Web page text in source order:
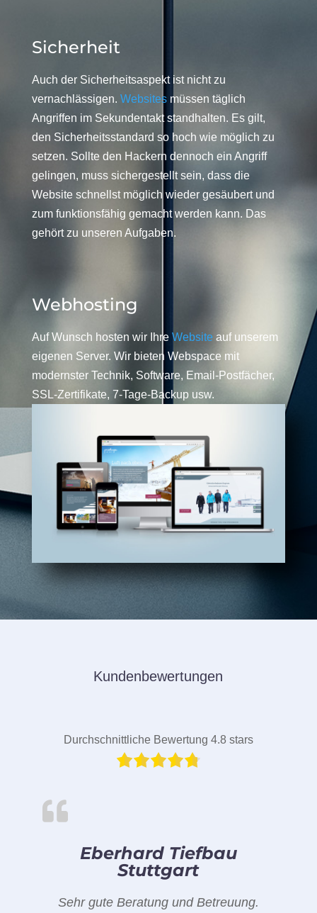
Sicherheit
Auch der Sicherheitsaspekt ist nicht zu
vernachlässigen. Websitesmüssen täglich
Angriffen im Sekundentakt standhalten. Es gilt,
den Sicherheitsstandard so hoch wie möglich zu
setzen. Sollte den Hackern dennoch ein Angriff
gelingen, muss sichergestellt sein, dass die
Website schnellst möglich wieder gesäubert und
zum funktionsfähig gemacht werden kann. Das
gehört zu unseren Aufgaben.
Webhosting
Auf Wunsch hosten wir Ihre Website auf unserem
eigenen Server. Wir bieten Webspace mit
modernster Technik, Software, Email-Postfächer,
SSL-Zertifikate, 7-Tage-Backup usw.
Kundenbewertungen
Durchschnittliche Bewertung 4.8 stars
Eberhard Tiefbau
Stuttgart
Sehr gute Beratung und Betreuung.